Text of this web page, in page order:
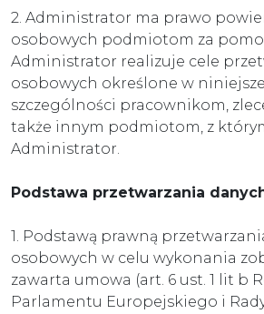
2. Administrator ma prawo
osobowych podmiotom za
Administrator realizuje cele
osobowych określone w
szczególności pracownikom,
także innym podmiotom, z
Administrator.
Podstawa przetwarzania
1. Podstawą prawną
osobowych w celu wykonania
zawarta umowa (art. 6 ust. 1 lit b
Parlamentu Europejskiego i Rady